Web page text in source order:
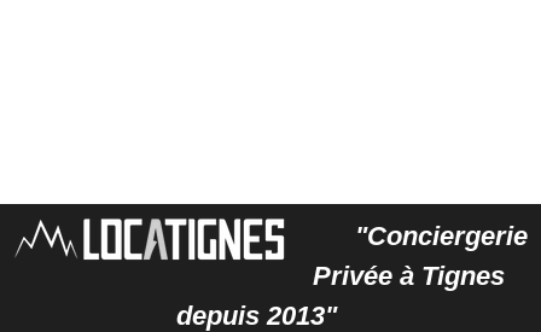
"Conciergerie
Privée à Tignes
depuis 2013"